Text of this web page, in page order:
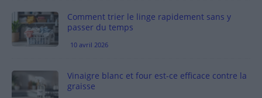
Comment trier le linge rapidement sans y
passer du temps
10 avril 2026
Vinaigre blanc et four est-ce efficace contre la
graisse